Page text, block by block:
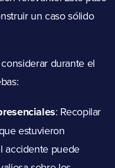
un caso sólido
durante el
: Recopilar
estuvieron
accidente puede